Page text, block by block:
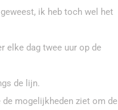
ik heb toch wel het
elke dag twee uur op de
de lijn.
mogelijkheden ziet om de